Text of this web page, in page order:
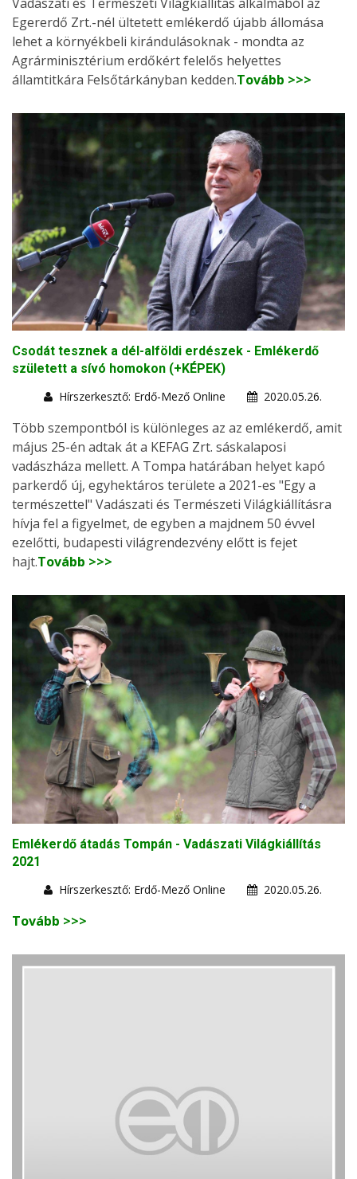
Egererdő Zrt.-nél ültetett emlékerdő újabb állomása
lehet a környékbeli kirándulásoknak - mondta az
Agrárminisztérium erdőkért felelős helyettes
államtitkára Felsőtárkányban kedden.Tovább >>>
Csodát tesznek a dél-alföldi erdészek - Emlékerdő
született a sívó homokon (+KÉPEK)
Hírszerkesztő: Erdő-Mező Online
2020.05.26.
Több szempontból is különleges az az emlékerdő, amit
május 25-én adtak át a KEFAG Zrt. sáskalaposi
vadászháza mellett. A Tompa határában helyet kapó
parkerdő új, egyhektáros területe a 2021-es "Egy a
természettel" Vadászati és Természeti Világkiállításra
hívja fel a figyelmet, de egyben a majdnem 50 évvel
ezelőtti, budapesti világrendezvény előtt is fejet
hajt.Tovább >>>
Emlékerdő átadás Tompán - Vadászati Világkiállítás
2021
Hírszerkesztő: Erdő-Mező Online
2020.05.26.
Tovább >>>